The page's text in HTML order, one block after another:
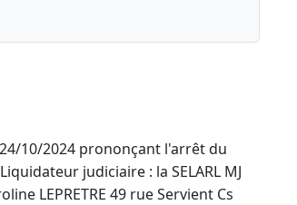
10/2024 prononçant l'arrêt du
judiciaire : la SELARL MJ
LEPRETRE 49 rue Servient Cs